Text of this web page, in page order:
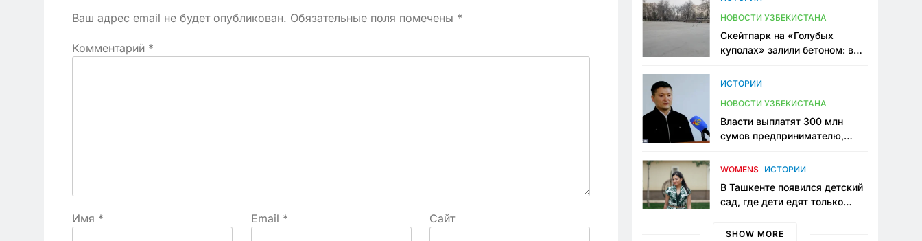
Ваш адрес email не будет опубликован. Обязательные поля помечены *
Комментарий *
Имя * Email * Сайт
НОВОСТИ УЗБЕКИСТАНА
Скейтпарк на «Голубых
куполах» залили бетоном: в
одно общественное
ИСТОРИИ
НОВОСТИ УЗБЕКИСТАНА
Власти выплатят 300 млн
сумов предпринимателю,
тюрьме по незаконному
WOMENS ИСТОРИИ
В Ташкенте появился детский
сад, где дети едят только
мама, которая устала просить
SHOW MORE